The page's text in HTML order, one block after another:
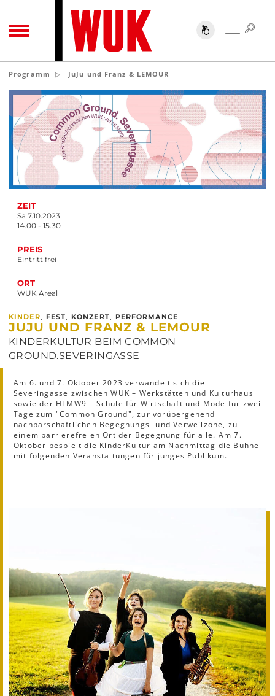
TOGGLE NAVIGATION SUCHE
Programm JuJu und Franz & LEMOUR
ZEIT
Sa 7.10.2023
14.00 - 15.30
PREIS
Eintritt frei
ORT
WUK Areal
KINDER, FEST, KONZERT, PERFORMANCE
JUJU UND FRANZ & LEMOUR
KINDERKULTUR BEIM COMMON
GROUND.SEVERINGASSE
Am 6. und 7. Oktober 2023 verwandelt sich die
Severingasse zwischen WUK – Werkstätten und Kulturhaus
sowie der HLMW9 – Schule für Wirtschaft und Mode für zwei
Tage zum "Common Ground", zur vorübergehend
nachbarschaftlichen Begegnungs- und Verweilzone, zu
einem barrierefreien Ort der Begegnung für alle. Am 7.
Oktober bespielt die KinderKultur am Nachmittag die Bühne
mit folgenden Veranstaltungen für junges Publikum.